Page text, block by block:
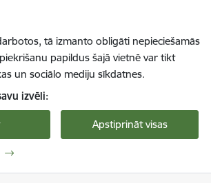
tā izmanto obligāti nepieciešamās
papildus šajā vietnē var tikt
un sociālo mediju sīkdatnes.
izvēli:
Apstiprināt visas